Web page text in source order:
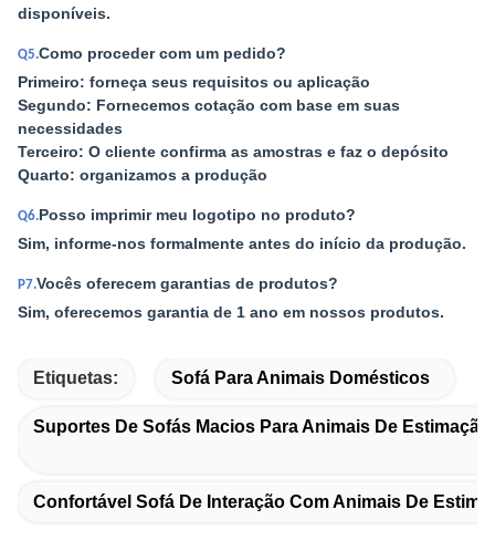
disponíveis.
Q5.Como proceder com um pedido?
Primeiro: forneça seus requisitos ou aplicação
Segundo: Fornecemos cotação com base em suas
necessidades
Terceiro: O cliente confirma as amostras e faz o depósito
Quarto: organizamos a produção
Q6.Posso imprimir meu logotipo no produto?
Sim, informe-nos formalmente antes do início da produção.
P7.Vocês oferecem garantias de produtos?
Sim, oferecemos garantia de 1 ano em nossos produtos.
Etiquetas: Sofá Para Animais Domésticos
Suportes De Sofás Macios Para Animais De Estimação
Confortável Sofá De Interação Com Animais De